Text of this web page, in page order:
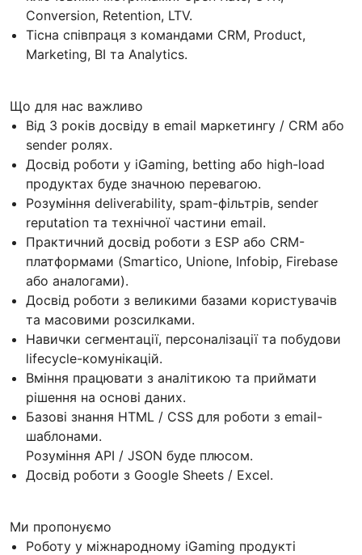
Conversion, Retention, LTV.
Тісна співпраця з командами CRM, Product,
Marketing, BI та Analytics.
Що для нас важливо
Від 3 років досвіду в email маркетингу / CRM або
sender ролях.
Досвід роботи у iGaming, betting або high-load
продуктах буде значною перевагою.
Розуміння deliverability, spam-фільтрів, sender
reputation та технічної частини email.
Практичний досвід роботи з ESP або CRM-
платформами (Smartico, Unione, Infobip, Firebase
або аналогами).
Досвід роботи з великими базами користувачів
та масовими розсилками.
Навички сегментації, персоналізації та побудови
lifecycle-комунікацій.
Вміння працювати з аналітикою та приймати
рішення на основі даних.
Базові знання HTML / CSS для роботи з email-
шаблонами.
Розуміння API / JSON буде плюсом.
Досвід роботи з Google Sheets / Excel.
Ми пропонуємо
Роботу у міжнародному iGaming продукті